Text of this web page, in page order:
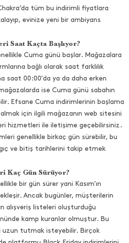
tüm bu indirimli fiyatlara
evinize yeni bir ambiyans
Saat Kaçta Başlıyor?
Cuma günü başlar. Mağazalara
bağlı olarak saat farklılık
saat 00:00'da ya da daha erken
ise Cuma günü sabahın
Efsane Cuma indirimlerinin başlama
için ilgili mağazanın web sitesini
hizmetleri ile iletişime geçebilirsiniz.
genellikle birkaç gün sürebilir, bu
ve bitiş tarihlerini takip etmek
Kaç Gün Sürüyor?
bir gün sürer yani Kasım'ın
Ancak bugünler, müşterilerin
alışveriş listeleri oluşturduğu
kamp kuranlar olmuştur. Bu
uzun tutmak isteyebilir. Birçok